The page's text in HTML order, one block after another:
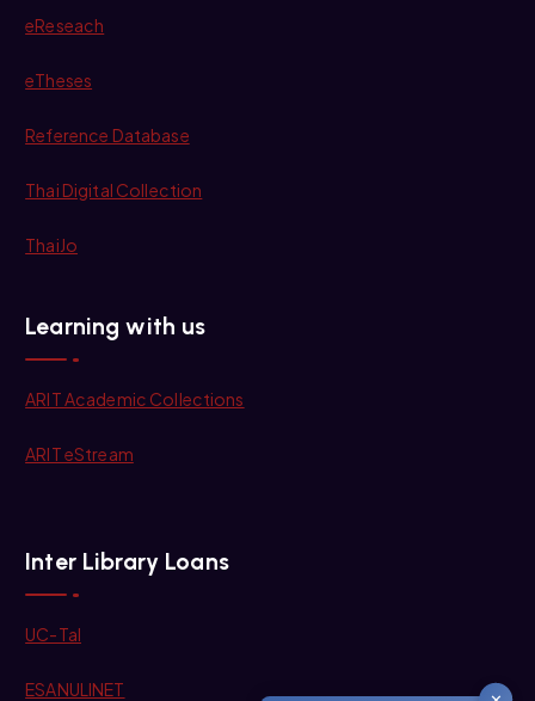
eReseach
eTheses
Reference Database
Thai Digital Collection
ThaiJo
Learning with us
ARIT Academic Collections
ARIT eStream
Inter Library Loans
UC-Tal
ESANULINET